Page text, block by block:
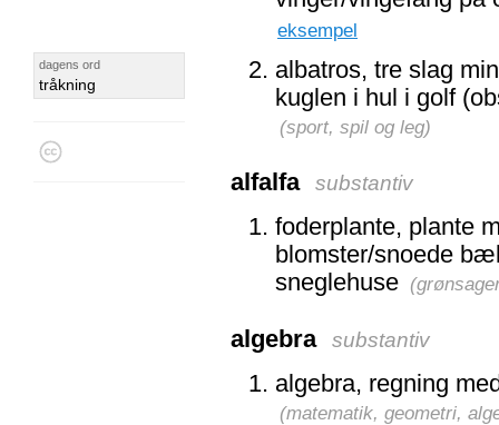
dagens ord
tråkning
eksempel
albatros, tre slag
kuglen i hul i golf
(sport, spil og leg)
alfalfa substantiv
foderplante, plante
blomster/snoede
sneglehuse (
algebra substantiv
algebra, regning
(matematik, geometri,